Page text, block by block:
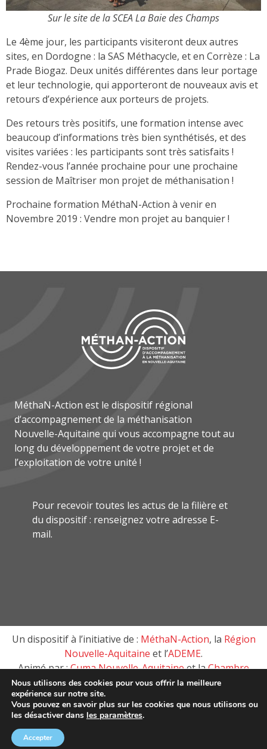
Sur le site de la SCEA La Baie des Champs
Le 4ème jour, les participants visiteront deux autres
sites, en Dordogne : la SAS Méthacycle, et en Corrèze : La
Prade Biogaz. Deux unités différentes dans leur portage
et leur technologie, qui apporteront de nouveaux avis et
retours d’expérience aux porteurs de projets.
Des retours très positifs, une formation intense avec
beaucoup d’informations très bien synthétisés, et des
visites variées : les participants sont très satisfaits !
Rendez-vous l’année prochaine pour une prochaine
session de Maîtriser mon projet de méthanisation !
Prochaine formation MéthaN-Action à venir en
Novembre 2019 : Vendre mon projet au banquier !
MéthaN-Action est le dispositif régional
d’accompagnement de la méthanisation
Nouvelle-Aquitaine qui vous accompagne tout au
long du développement de votre projet et de
l’exploitation de votre unité !
Pour recevoir toutes les actus de la filière et
du dispositif : renseignez votre adresse E-
mail.
Un dispositif à l’initiative de : MéthaN-Action, la Région
Nouvelle-Aquitaine et l’ADEME.
Animé par :Cuma Nouvelle-Aquitaineet laChambre
d’agriculture de Nouvelle-Aquitaine
MéthaN-Action, tous droits réservés © 2018 –
Nous utilisons des cookies pour vous offrir la meilleure
expérience sur notre site.
Vous pouvez en savoir plus sur les cookies que nous utilisons ou
les désactiver dans les paramètres.
Accepter